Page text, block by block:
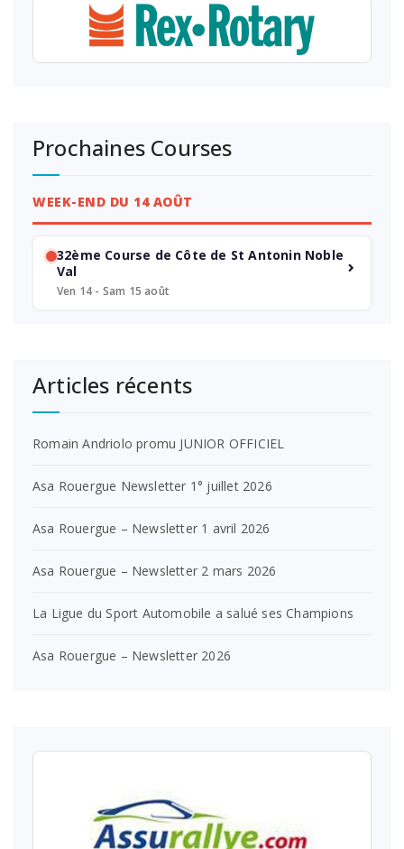
Prochaines Courses
WEEK-END DU 14 AOÛT
32ème Course de Côte de St Antonin Noble
Val
Ven 14 - Sam 15 août
Articles récents
Romain Andriolo promu JUNIOR OFFICIEL
Asa Rouergue Newsletter 1° juillet 2026
Asa Rouergue – Newsletter 1 avril 2026
Asa Rouergue – Newsletter 2 mars 2026
La Ligue du Sport Automobile a salué ses Champions
Asa Rouergue – Newsletter 2026